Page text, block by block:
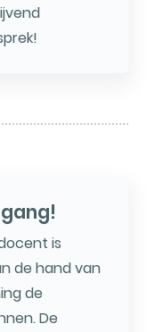
is
de hand van
de
De